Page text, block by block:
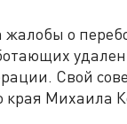
о
Свой
края